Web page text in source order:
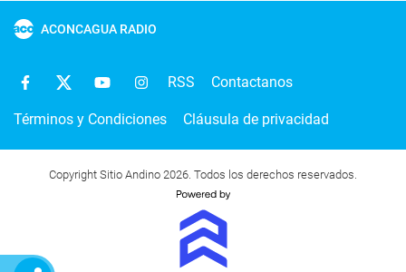
ACONCAGUA RADIO
RSS Contactanos
Términos y Condiciones Cláusula de privacidad
Copyright Sitio Andino 2026. Todos los derechos reservados.